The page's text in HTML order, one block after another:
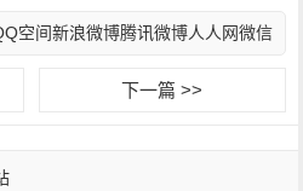
空间新浪微博腾讯微博人人网微信
下一篇 >>